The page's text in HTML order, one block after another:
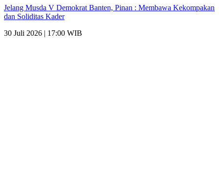
Jelang Musda V Demokrat Banten, Pinan : Membawa Kekompakan
dan Soliditas Kader
30 Juli 2026 | 17:00 WIB